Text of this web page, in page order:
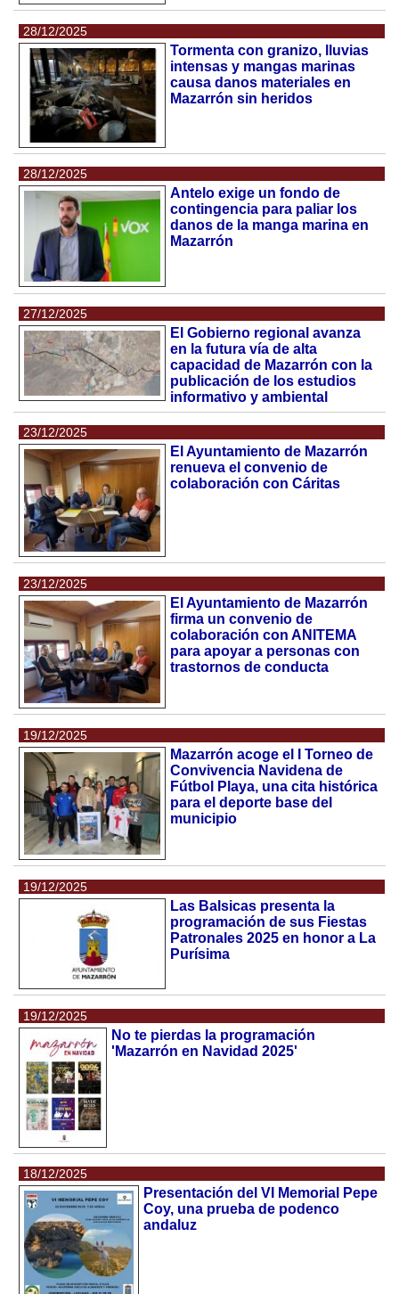
28/12/2025
Tormenta con granizo, lluvias
intensas y mangas marinas
causa danos materiales en
Mazarrón sin heridos
28/12/2025
Antelo exige un fondo de
contingencia para paliar los
danos de la manga marina en
Mazarrón
27/12/2025
El Gobierno regional avanza
en la futura vía de alta
capacidad de Mazarrón con la
publicación de los estudios
informativo y ambiental
23/12/2025
El Ayuntamiento de Mazarrón
renueva el convenio de
colaboración con Cáritas
23/12/2025
El Ayuntamiento de Mazarrón
firma un convenio de
colaboración con ANITEMA
para apoyar a personas con
trastornos de conducta
19/12/2025
Mazarrón acoge el I Torneo de
Convivencia Navidena de
Fútbol Playa, una cita histórica
para el deporte base del
municipio
19/12/2025
Las Balsicas presenta la
programación de sus Fiestas
Patronales 2025 en honor a La
Purísima
19/12/2025
No te pierdas la programación
'Mazarrón en Navidad 2025'
18/12/2025
Presentación del VI Memorial Pepe
Coy, una prueba de podenco
andaluz